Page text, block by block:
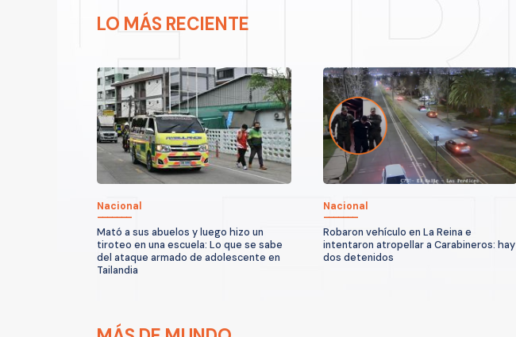
LO MÁS RECIENTE
Nacional
Mató a sus abuelos y luego hizo un
tiroteo en una escuela: Lo que se sabe
del ataque armado de adolescente en
Tailandia
Nacional
Robaron vehículo en La Reina e
intentaron atropellar a Carabineros: hay
dos detenidos